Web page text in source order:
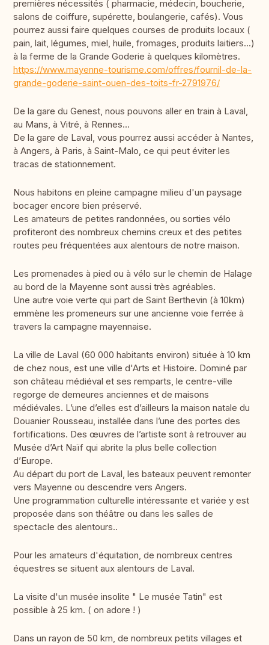
premières nécessités ( pharmacie, médecin, boucherie,
salons de coiffure, supérette, boulangerie, cafés). Vous
pourrez aussi faire quelques courses de produits locaux (
pain, lait, légumes, miel, huile, fromages, produits laitiers...)
à la ferme de la Grande Goderie à quelques kilomètres.
https://www.mayenne-tourisme.com/offres/fournil-de-la-
grande-goderie-saint-ouen-des-toits-fr-2791976/
De la gare du Genest, nous pouvons aller en train à Laval,
au Mans, à Vitré, à Rennes...
De la gare de Laval, vous pourrez aussi accéder à Nantes,
à Angers, à Paris, à Saint-Malo, ce qui peut éviter les
tracas de stationnement.
Nous habitons en pleine campagne milieu d'un paysage
bocager encore bien préservé.
Les amateurs de petites randonnées, ou sorties vélo
profiteront des nombreux chemins creux et des petites
routes peu fréquentées aux alentours de notre maison.
Les promenades à pied ou à vélo sur le chemin de Halage
au bord de la Mayenne sont aussi très agréables.
Une autre voie verte qui part de Saint Berthevin (à 10km)
emmène les promeneurs sur une ancienne voie ferrée à
travers la campagne mayennaise.
La ville de Laval (60 000 habitants environ) située à 10 km
de chez nous, est une ville d'Arts et Histoire. Dominé par
son château médiéval et ses remparts, le centre-ville
regorge de demeures anciennes et de maisons
médiévales. L’une d’elles est d’ailleurs la maison natale du
Douanier Rousseau, installée dans l’une des portes des
fortifications. Des œuvres de l’artiste sont à retrouver au
Musée d’Art Naïf qui abrite la plus belle collection
d’Europe.
Au départ du port de Laval, les bateaux peuvent remonter
vers Mayenne ou descendre vers Angers.
Une programmation culturelle intéressante et variée y est
proposée dans son théâtre ou dans les salles de
spectacle des alentours..
Pour les amateurs d'équitation, de nombreux centres
équestres se situent aux alentours de Laval.
La visite d'un musée insolite " Le musée Tatin" est
possible à 25 km. ( on adore ! )
Dans un rayon de 50 km, de nombreux petits villages et